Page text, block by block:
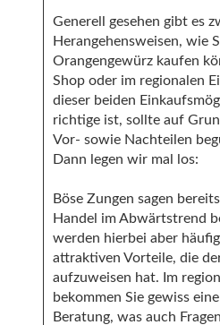
Generell gesehen gibt es
Herangehensweisen, wie
Orangengewürz kaufen
Shop oder im regionalen
dieser beiden
richtige ist, sollte auf
Vor- sowie Nachteilen
Dann legen wir mal los:
Böse Zungen sagen
Handel im Abwärtstrend
werden hierbei aber
attraktiven Vorteile, die
aufzuweisen hat. Im
bekommen Sie gewiss
Beratung, was auch